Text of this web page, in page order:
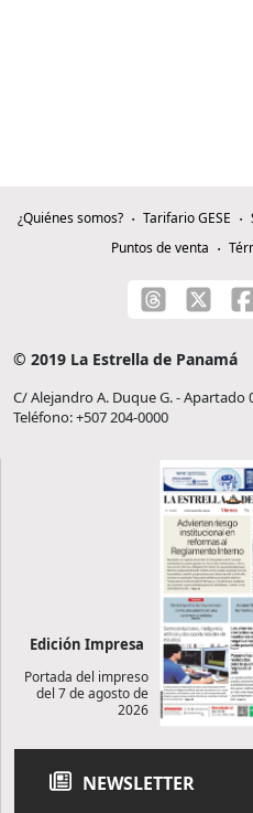
¿Quiénes somos? Tarifario GESE
Puntos de venta
© 2019 La Estrella de Panamá
C/ Alejandro A. Duque G. - Apartado
Teléfono: +507 204-0000
Edición Impresa
Portada del impreso
del 7 de agosto de
2026
NEWSLETTER